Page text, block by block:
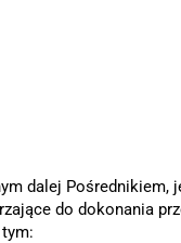
dalej Pośrednikiem,
do dokonania